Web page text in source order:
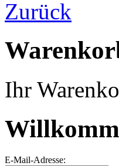
Ihr
E-Mail-Adresse: